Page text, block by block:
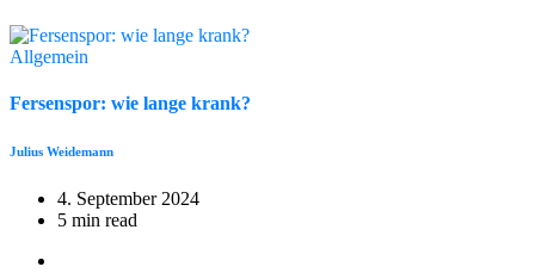
Allgemein
Fersenspor: wie lange krank?
Julius Weidemann
4. September 2024
5 min read